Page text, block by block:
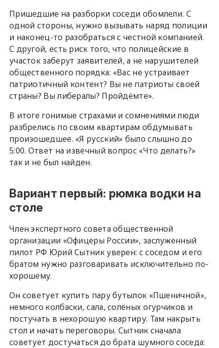
Пришедшие на разборки соседи обомлели. С
одной стороны, нужно вызывать наряд полиции
и наконец-то разобраться с честной компанией.
С другой, есть риск того, что полицейские в
участок заберут заявителей, а не нарушителей
общественного порядка: «Вас не устраивает
патриотичный контент? Вы не патриоты своей
страны? Вы либералы? Пройдёмте».
В итоге гонимые страхами и сомнениями люди
разбрелись по своим квартирам обдумывать
произошедшее. «Я русский» было слышно до
5:00. Ответ на извечный вопрос «Что делать?»
так и не был найден.
Вариант первый: рюмка водки на
столе
Член экспертного совета общественной
организации «Офицеры России», заслуженный
пилот РФ Юрий Сытник уверен: с соседом и его
братом нужно разговаривать исключительно по-
хорошему.
Он советует купить пару бутылок «Пшеничной»,
немного колбаски, сала, солёных огурчиков и
постучать в нехорошую квартиру. Там накрыть
стол и начать переговоры. Сытник сначала
советует достучаться до брата шумного соседа: